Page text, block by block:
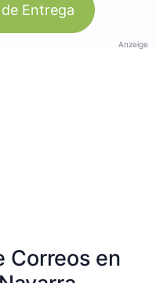
Entrega
Anzeige
Correos en